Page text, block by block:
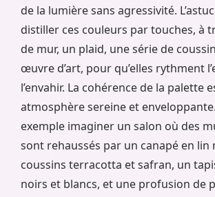
de la lumière sans agressivité.
distiller ces couleurs par touches, à
de mur, un plaid, une série de
œuvre d’art, pour qu’elles rythment
l’envahir. La cohérence de la palette
atmosphère sereine et
exemple imaginer un salon où des
sont rehaussés par un canapé en lin
coussins terracotta et safran, un
noirs et blancs, et une profusion de